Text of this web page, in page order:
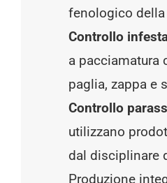
fenologico
Controllo
a pacciamatura
paglia, zappa e
Controllo
utilizzano
dal disciplinare
Produzione